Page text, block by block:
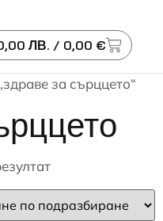
ЛВ. / 0,00 €
за сърццето“